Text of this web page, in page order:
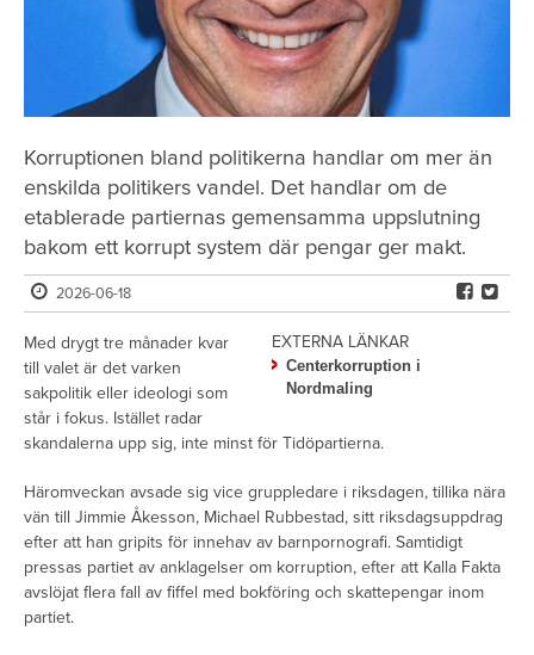
Korruptionen bland politikerna handlar om mer än
enskilda politikers vandel. Det handlar om de
etablerade partiernas gemensamma uppslutning
bakom ett korrupt system där pengar ger makt.
2026-06-18
EXTERNA LÄNKAR
Centerkorruption i
Nordmaling
Med drygt tre månader kvar
till valet är det varken
sakpolitik eller ideologi som
står i fokus. Istället radar
skandalerna upp sig, inte minst för Tidöpartierna.
Häromveckan avsade sig vice gruppledare i riksdagen, tillika nära
vän till Jimmie Åkesson, Michael Rubbestad, sitt riksdagsuppdrag
efter att han gripits för innehav av barnpornografi. Samtidigt
pressas partiet av anklagelser om korruption, efter att Kalla Fakta
avslöjat flera fall av fiffel med bokföring och skattepengar inom
partiet.